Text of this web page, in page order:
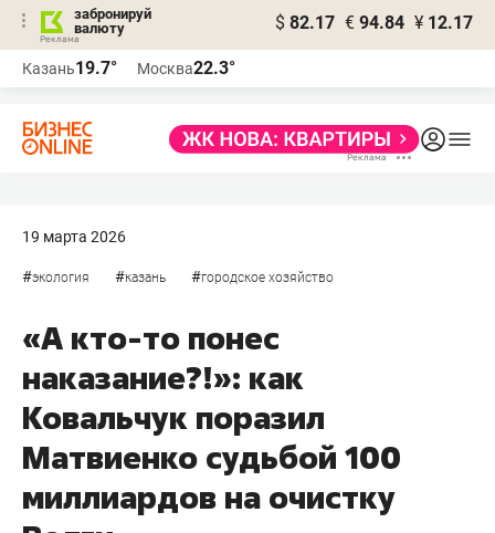
забронируй
валюту
$ 82.17 € 94.84 ¥ 12.17
Казань19.7° Москва22.3°
19 марта 2026
#экология #казань #городское хозяйство
«А кто-то понес
наказание?!»: как
Ковальчук поразил
Матвиенко судьбой 100
миллиардов на очистку